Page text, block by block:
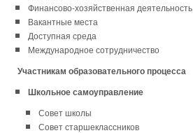
Финансово-хозяйственная деятельность
Вакантные места
Доступная среда
Международное сотрудничество
Участникам образовательного процесса
Школьное самоуправление
Совет школы
Совет старшеклассников